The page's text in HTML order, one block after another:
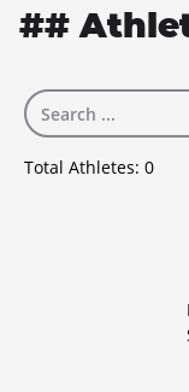
##
Total Athletes: 0